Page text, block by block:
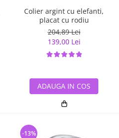
Colier argint cu elefanti,
placat cu rodiu
204,89 Lei
139,00 Lei
ADAUGA IN COS
-13%